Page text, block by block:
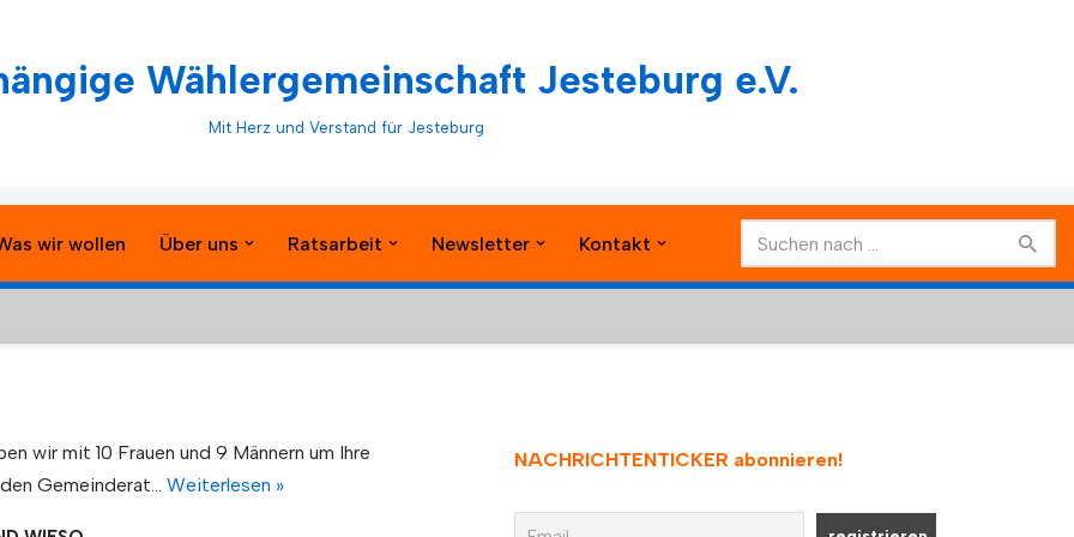
Wählergemeinschaft Jesteburg e.V.
Mit Herz und Verstand für Jesteburg
wir wollen Über uns Ratsarbeit Newsletter Kontakt
wir mit 10 Frauen und 9 Männern um Ihre
Gemeinderat…Weiterlesen »
NACHRICHTENTICKER abonnieren!